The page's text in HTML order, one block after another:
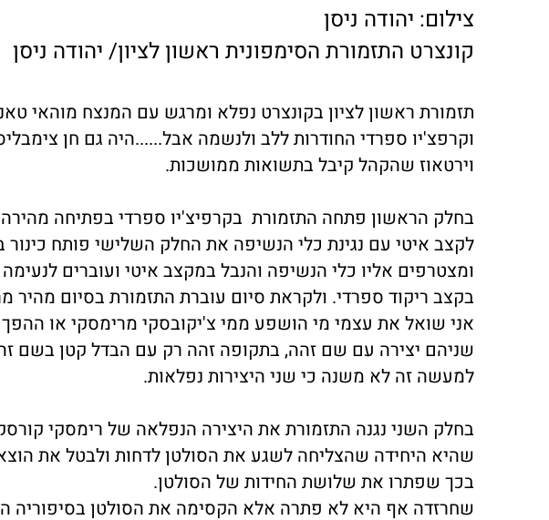
צילום: יהודה ניסן
קונצרט התזמורת הסימפונית ראשון לציון/ יהודה ניסן
תזמורת ראשון לציון בקונצרט נפלא ומרגש עם המנצח מוהאי
וקרפצ'יו ספרדי החודרות ללב ולנשמה אבל......היה גם חן
וירטאוז שהקהל קיבל בתשואות ממושכות.
בחלק הראשון פתחה התזמורת בקרפיצ'יו ספרדי בפתיחה
לקצב איטי עם נגינת כלי הנשיפה את החלק השלישי פותח כינור
ומצטרפים אליו כלי הנשיפה והנבל במקצב איטי ועוברים
בקצב ריקוד ספרדי. ולקראת סיום עוברת התזמורת בסיום מהיר
אני שואל את עצמי מי הושפע ממי צ'יקובסקי מרימסקי או
שניהם יצירה עם שם זהה, בתקופה זהה רק עם הבדל קטן בשם זה
למעשה זה לא משנה כי שני היצירות נפלאות.
בחלק השני נגנה התזמורת את היצירה הנפלאה של רימסקי
שהיא היחידה שהצליחה לשגע את הסולטן לדחות ולבטל את
בכך שפתרו את שלושת החידות של הסולטן.
שחרזדה אף היא לא פתרה אלא הקסימה את הסולטן בסיפוריה